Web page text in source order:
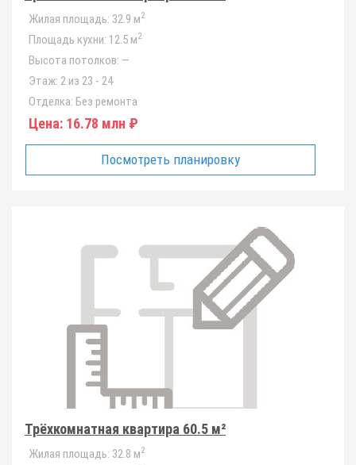
Жилая площадь: 32.9 м2
Площадь кухни: 12.5 м2
Высота потолков: —
Этаж: 2 из 23 - 24
Отделка: Без ремонта
Цена: 16.78 млн ₽
Посмотреть планировку
Трёхкомнатная квартира 60.5 м²
Жилая площадь: 32.8 м2